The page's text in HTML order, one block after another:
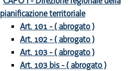
pianificazione territoriale
Art. 101 - ( abrogato )
Art. 102 - ( abrogato )
Art. 103 - ( abrogato )
Art. 103 bis - ( abrogato )